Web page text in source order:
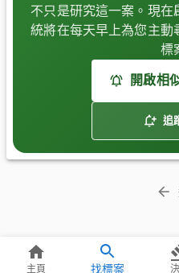
不只是研究這一案。現
統將在每天早上為您主動
標
開啟相
追
主頁 找標案